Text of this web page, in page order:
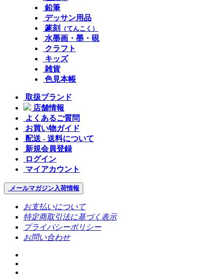
鉛筆
デッサン用品
篆刻
（てんこく）
水墨画・墨・硯
クラフト
キッズ
雑貨
色見本帳
取扱ブランド
店舗情報
よくあるご質問
お買い物ガイド
配送 - 送料について
新規会員登録
ログイン
マイアカウント
メールマガジン入荷情報
お支払いについて
特定商取引法に基づく表示
プライバシーポリシー
お問い合わせ